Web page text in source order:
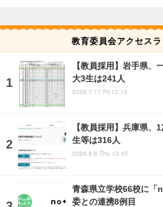
教育委員会アクセス
【教員採用】岩手県、
大3生は241人
2026.7.17 Fri 12:15
【教員採用】兵庫県
生等は316人
2026.8.6 Thu 13:45
青森県立学校66校に
委との連携8例目